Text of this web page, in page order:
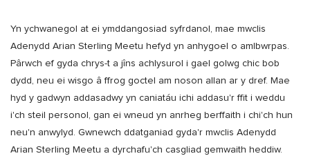
Yn ychwanegol at ei ymddangosiad syfrdanol, mae mwclis
Adenydd Arian Sterling Meetu hefyd yn anhygoel o amlbwrpas.
Pârwch ef gyda chrys-t a jîns achlysurol i gael golwg chic bob
dydd, neu ei wisgo â ffrog goctel am noson allan ar y dref. Mae
hyd y gadwyn addasadwy yn caniatáu ichi addasu'r ffit i weddu
i'ch steil personol, gan ei wneud yn anrheg berffaith i chi'ch hun
neu'n anwylyd. Gwnewch ddatganiad gyda'r mwclis Adenydd
Arian Sterling Meetu a dyrchafu'ch casgliad gemwaith heddiw.